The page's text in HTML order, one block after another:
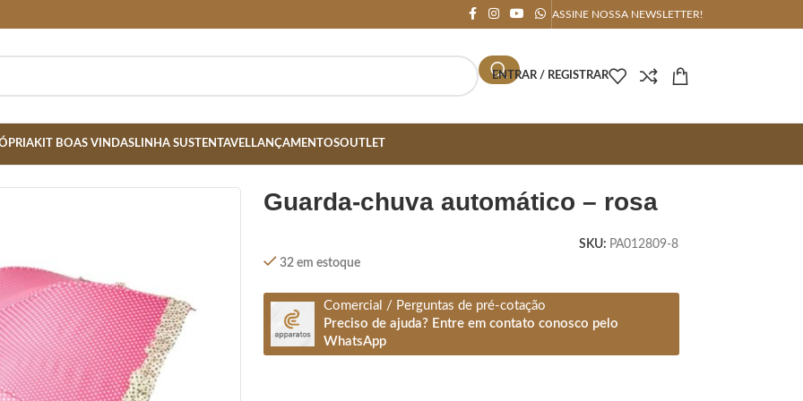
ASSINE NOSSA NEWSLETTER!
ENTRAR / REGISTRAR
KIT BOAS VINDASLINHA SUSTENTAVELLANÇAMENTOSOUTLET
guarda-chuva automático – rosa
SKU: PA012809-8
32 em estoque
Comercial / Perguntas de pré-cotação
Preciso de ajuda? Entre em contato conosco pelo
WhatsApp